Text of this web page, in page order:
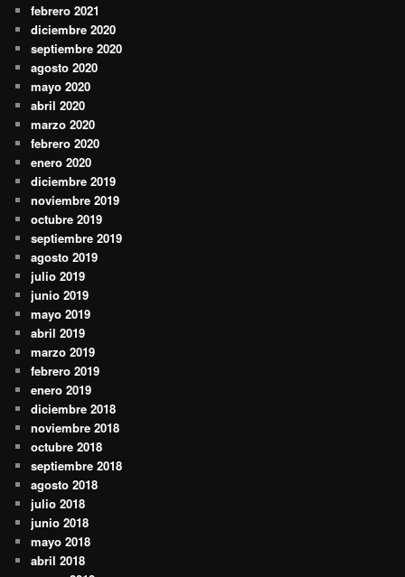
febrero 2021
diciembre 2020
septiembre 2020
agosto 2020
mayo 2020
abril 2020
marzo 2020
febrero 2020
enero 2020
diciembre 2019
noviembre 2019
octubre 2019
septiembre 2019
agosto 2019
julio 2019
junio 2019
mayo 2019
abril 2019
marzo 2019
febrero 2019
enero 2019
diciembre 2018
noviembre 2018
octubre 2018
septiembre 2018
agosto 2018
julio 2018
junio 2018
mayo 2018
abril 2018